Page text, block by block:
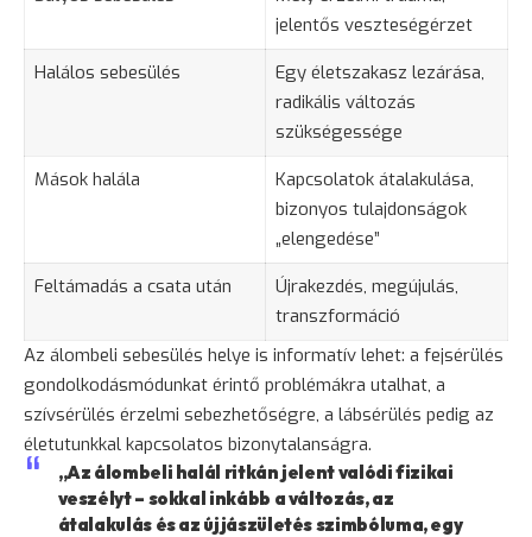
jelentős veszteségérzet
Halálos sebesülés
Egy életszakasz lezárása,
radikális változás
szükségessége
Mások halála
Kapcsolatok átalakulása,
bizonyos tulajdonságok
„elengedése”
Feltámadás a csata után
Újrakezdés, megújulás,
transzformáció
Az álombeli sebesülés helye is informatív lehet: a fejsérülés
gondolkodásmódunkat érintő problémákra utalhat, a
szívsérülés érzelmi sebezhetőségre, a lábsérülés pedig az
életutunkkal kapcsolatos bizonytalanságra.
„Az álombeli halál ritkán jelent valódi fizikai
veszélyt – sokkal inkább a változás, az
átalakulás és az újjászületés szimbóluma, egy